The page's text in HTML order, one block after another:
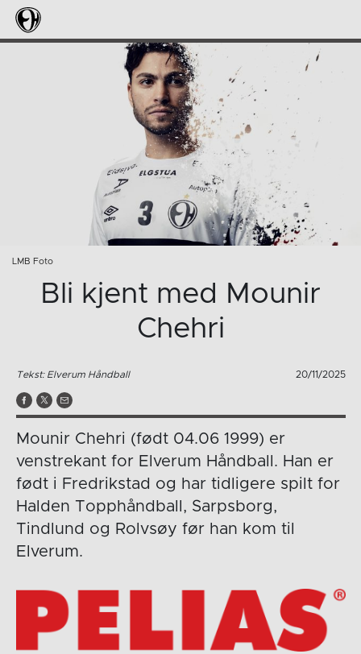
LMB Foto
Bli kjent med Mounir
Chehri
Tekst: Elverum Håndball 20/11/2025
Mounir Chehri (født 04.06 1999) er
venstrekant for Elverum Håndball. Han er
født i Fredrikstad og har tidligere spilt for
Halden Topphåndball, Sarpsborg,
Tindlund og Rolvsøy før han kom til
Elverum.